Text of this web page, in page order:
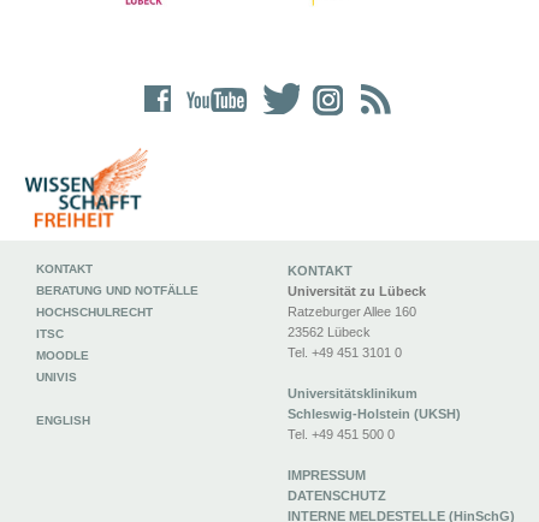
KONTAKT
Universität zu Lübeck
Ratzeburger Allee 160
23562 Lübeck
Tel. +49 451 3101 0
Universitätsklinikum
Schleswig-Holstein (UKSH)
Tel. +49 451 500 0
IMPRESSUM
DATENSCHUTZ
INTERNE MELDESTELLE (HinSchG)
KONTAKT
BERATUNG UND NOTFÄLLE
HOCHSCHULRECHT
ITSC
MOODLE
UNIVIS
ENGLISH